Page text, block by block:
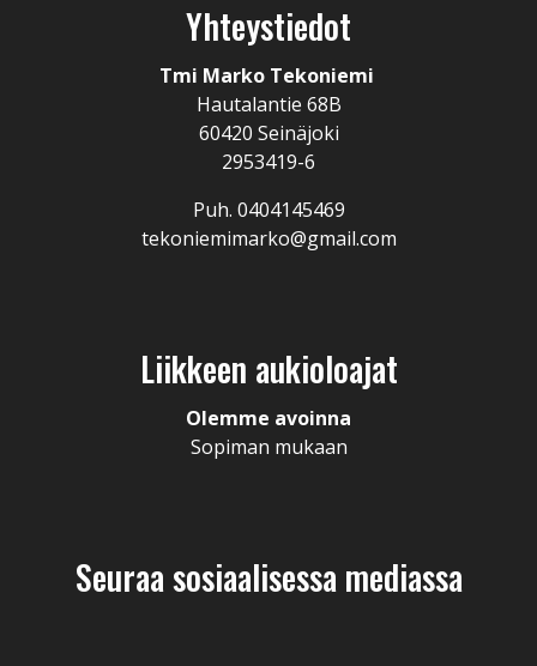
Yhteystiedot
Tmi Marko Tekoniemi
Hautalantie 68B
60420 Seinäjoki
2953419-6
Puh. 0404145469
tekoniemimarko@gmail.com
Liikkeen aukioloajat
Olemme avoinna
Sopiman mukaan
Seuraa sosiaalisessa mediassa